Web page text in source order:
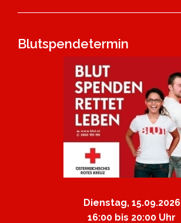
Blutspendetermin
Dienstag, 15.09.2026
16:00 bis 20:00 Uhr